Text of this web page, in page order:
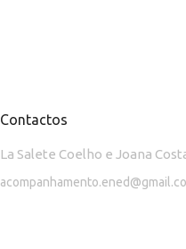
Contactos
La Salete Coelho e Joana